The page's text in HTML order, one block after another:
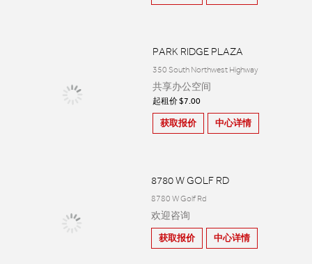
PARK RIDGE PLAZA
350 South Northwest Highway
共享办公空间
起租价 $7.00
获取报价 中心详情
8780 W GOLF RD
8780 W Golf Rd
欢迎咨询
获取报价 中心详情